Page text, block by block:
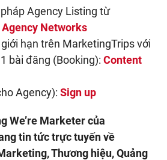
Agency Listing từ
Agency Networks
hạn trên MarketingTrips với
bài đăng (Booking): Content
Agency): Sign up
We’re Marketer của
tin tức trực tuyến về
Thương hiệu, Quảng